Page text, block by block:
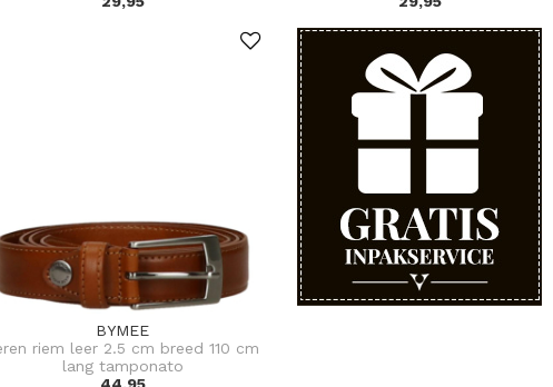
BYMEE
riem leer 2.5 cm breed 110 cm
lang tamponato